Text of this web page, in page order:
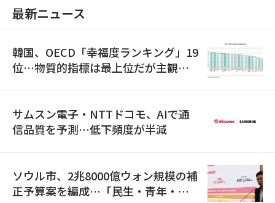
最新ニュース
韓国、OECD「幸福度ランキング」19
位…物質的指標は最上位だが主観的
サムスン電子・NTTドコモ、AIで通
信品質を予測…低下頻度が半減
ソウル市、2兆8000億ウォン規模の補
正予算案を編成…「民生・青年・安